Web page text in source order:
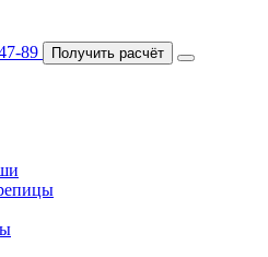
89 Получить расчёт